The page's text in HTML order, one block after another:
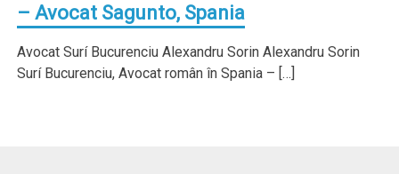
– Avocat Sagunto, Spania
Avocat Surí Bucurenciu Alexandru Sorin Alexandru Sorin
Surí Bucurenciu, Avocat român în Spania – […]